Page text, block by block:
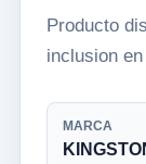
Producto
inclusion
MARCA